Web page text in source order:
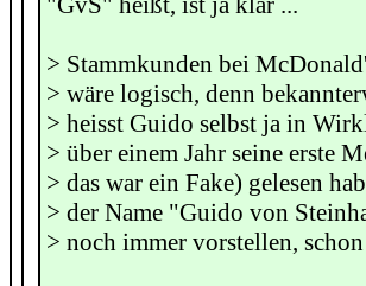
> Stammkunden bei
> wäre logisch, denn
> heisst Guido selbst ja in
> über einem Jahr seine erste
> das war ein Fake) gelesen
> der Name "Guido von
> noch immer vorstellen,